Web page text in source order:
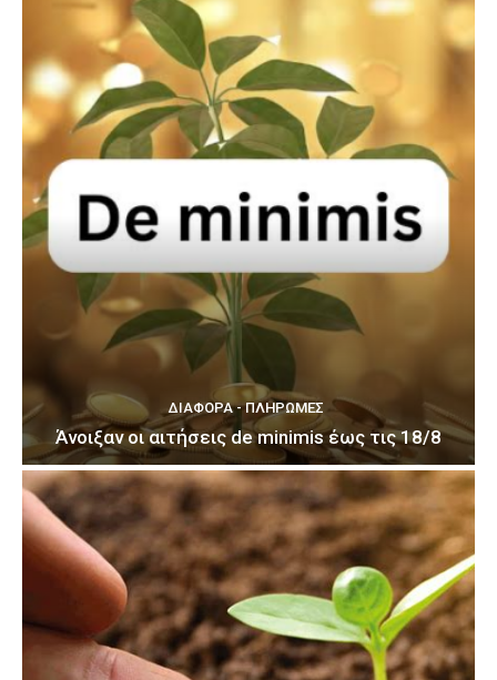
ΔΙΆΦΟΡΑ - ΠΛΗΡΩΜΈΣ
Άνοιξαν οι αιτήσεις de minimis έως τις 18/8